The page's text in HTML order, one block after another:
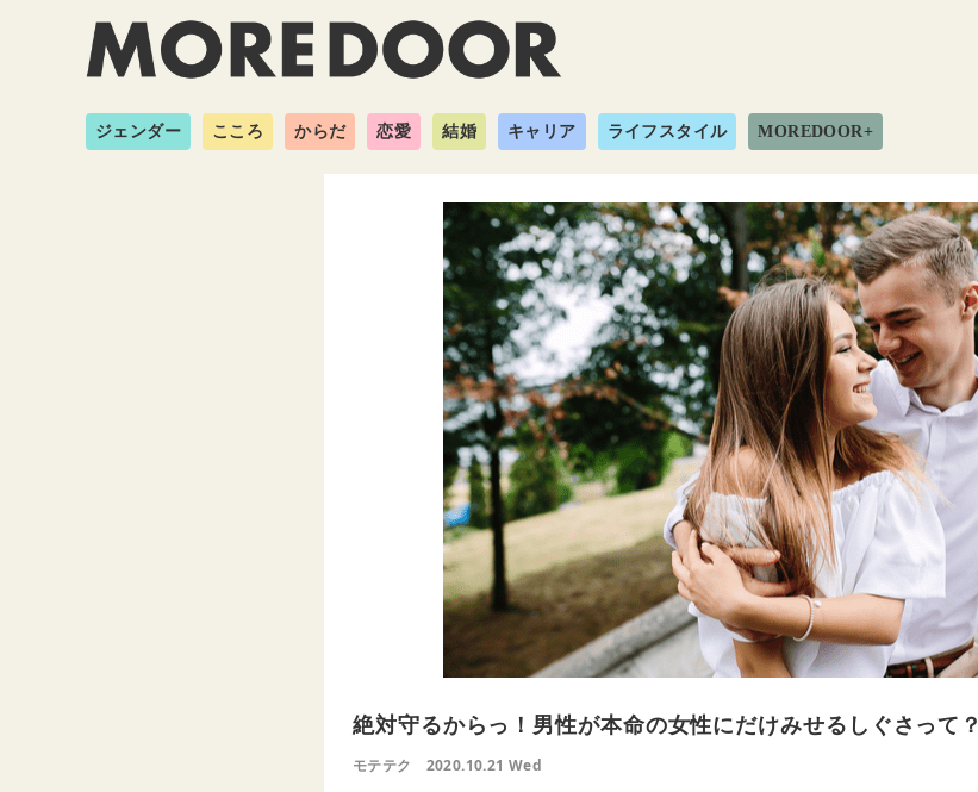
ジェンダー こころ からだ 恋愛 結婚 キャリア ライフスタイル MOREDOOR+
絶対守るからっ！男性が本命の女性にだけみせるしぐさって？
モテテク 2020.10.21 Wed